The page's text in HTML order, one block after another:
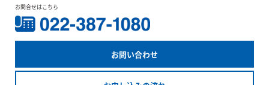
お問合せはこちら
お問い合わせ